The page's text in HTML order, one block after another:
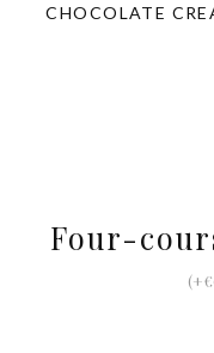
CHOCOLATE
Four-